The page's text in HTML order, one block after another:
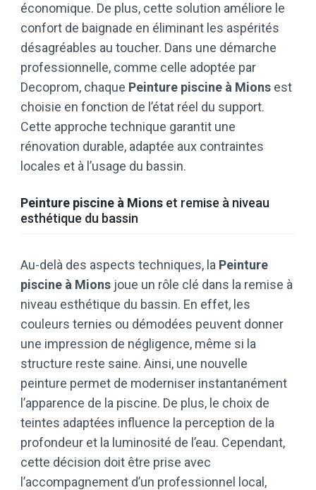
économique. De plus, cette solution améliore le
confort de baignade en éliminant les aspérités
désagréables au toucher. Dans une démarche
professionnelle, comme celle adoptée par
Decoprom, chaque Peinture piscine à Mions est
choisie en fonction de l’état réel du support.
Cette approche technique garantit une
rénovation durable, adaptée aux contraintes
locales et à l’usage du bassin.
Peinture piscine à Mions et remise à niveau
esthétique du bassin
Au-delà des aspects techniques, la Peinture
piscine à Mions joue un rôle clé dans la remise à
niveau esthétique du bassin. En effet, les
couleurs ternies ou démodées peuvent donner
une impression de négligence, même si la
structure reste saine. Ainsi, une nouvelle
peinture permet de moderniser instantanément
l’apparence de la piscine. De plus, le choix de
teintes adaptées influence la perception de la
profondeur et la luminosité de l’eau. Cependant,
cette décision doit être prise avec
l’accompagnement d’un professionnel local,